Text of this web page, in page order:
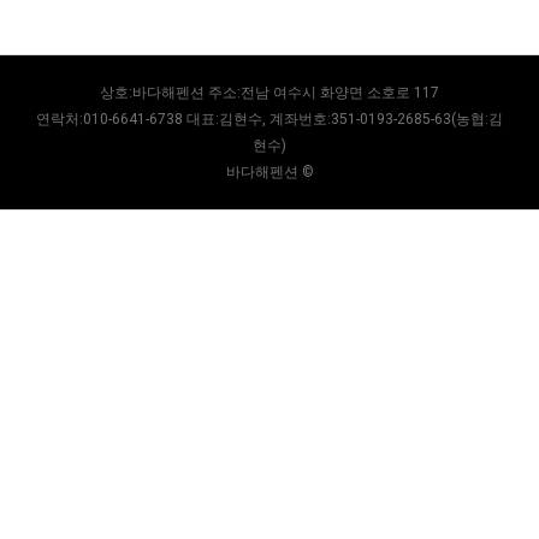
상호:바다해펜션 주소:전남 여수시 화양면 소호로 117
연락처:010-6641-6738 대표:김현수, 계좌번호:351-0193-2685-63(농협:김
현수)
바다해펜션 ©